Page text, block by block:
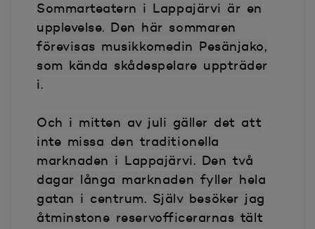
Sommarteatern i Lappajärvi är en
upplevelse. Den här sommaren
förevisas musikkomedin Pesänjako,
som kända skådespelare uppträder
i.
Och i mitten av juli gäller det att
inte missa den traditionella
marknaden i Lappajärvi. Den två
dagar långa marknaden fyller hela
gatan i centrum. Själv besöker jag
åtminstone reservofficerarnas tält